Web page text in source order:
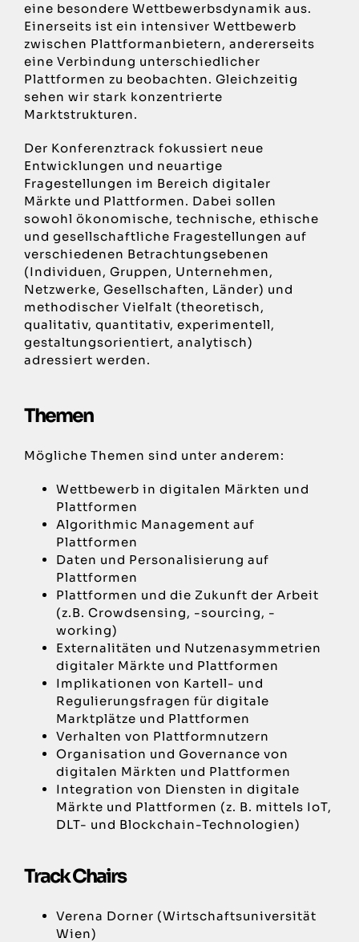
eine besondere Wettbewerbsdynamik aus.
Einerseits ist ein intensiver Wettbewerb
zwischen Plattformanbietern, andererseits
eine Verbindung unterschiedlicher
Plattformen zu beobachten. Gleichzeitig
sehen wir stark konzentrierte
Marktstrukturen.
Der Konferenztrack fokussiert neue
Entwicklungen und neuartige
Fragestellungen im Bereich digitaler
Märkte und Plattformen. Dabei sollen
sowohl ökonomische, technische, ethische
und gesellschaftliche Fragestellungen auf
verschiedenen Betrachtungsebenen
(Individuen, Gruppen, Unternehmen,
Netzwerke, Gesellschaften, Länder) und
methodischer Vielfalt (theoretisch,
qualitativ, quantitativ, experimentell,
gestaltungsorientiert, analytisch)
adressiert werden.
Themen
Mögliche Themen sind unter anderem:
Wettbewerb in digitalen Märkten und
Plattformen
Algorithmic Management auf
Plattformen
Daten und Personalisierung auf
Plattformen
Plattformen und die Zukunft der Arbeit
(z.B. Crowdsensing, -sourcing, -
working)
Externalitäten und Nutzenasymmetrien
digitaler Märkte und Plattformen
Implikationen von Kartell- und
Regulierungsfragen für digitale
Marktplätze und Plattformen
Verhalten von Plattformnutzern
Organisation und Governance von
digitalen Märkten und Plattformen
Integration von Diensten in digitale
Märkte und Plattformen (z. B. mittels IoT,
DLT- und Blockchain-Technologien)
Track Chairs
Verena Dorner (Wirtschaftsuniversität
Wien)